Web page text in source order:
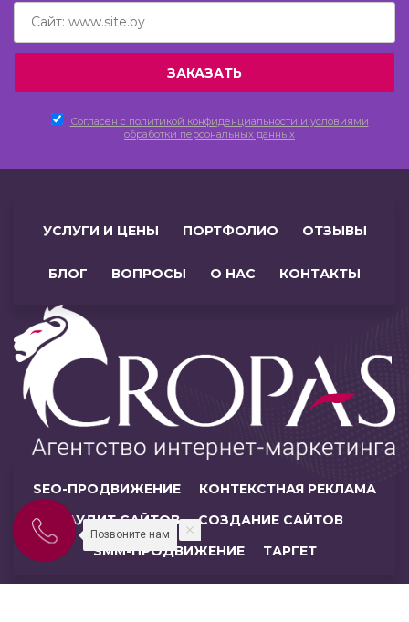
Согласен c политикой конфиденциальности и условиями
обработки персональных данных
УСЛУГИ И ЦЕНЫ ПОРТФОЛИО ОТЗЫВЫ
БЛОГ ВОПРОСЫ О НАС КОНТАКТЫ
SEO-ПРОДВИЖЕНИЕ
КОНТЕКСТНАЯ РЕКЛАМА
АУДИТ САЙТОВ
СОЗДАНИЕ САЙТОВ
SMM-ПРОДВИЖЕНИЕ
ТАРГЕТ
Позвоните нам